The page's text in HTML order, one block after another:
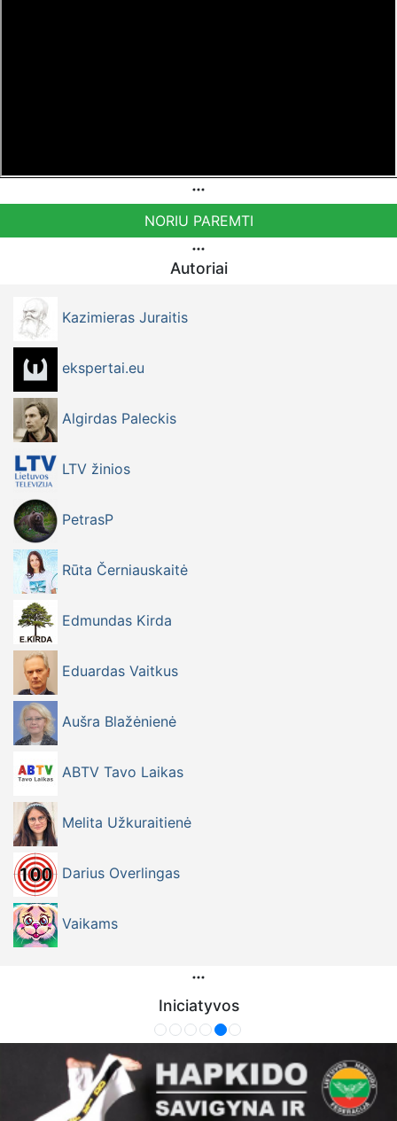
NORIU PAREMTI
Autoriai
Kazimieras Juraitis
ekspertai.eu
Algirdas Paleckis
LTV žinios
PetrasP
Rūta Černiauskaitė
Edmundas Kirda
Eduardas Vaitkus
Aušra Blažėnienė
ABTV Tavo Laikas
Melita Užkuraitienė
Darius Overlingas
Vaikams
Iniciatyvos